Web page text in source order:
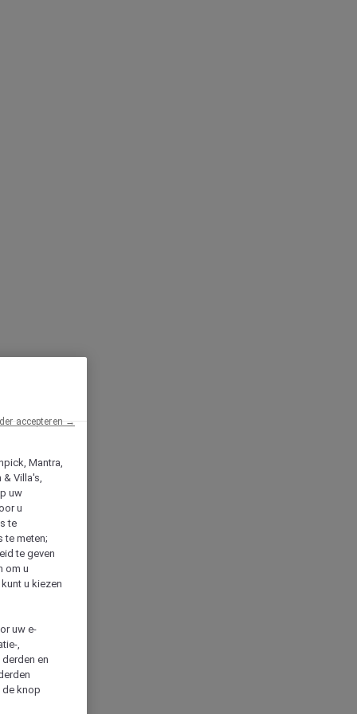
Mantra,
& Villa's,
uw
u
te
te meten;
te geven
om u
u kiezen
uw e-
,
en
de knop
accepteren →